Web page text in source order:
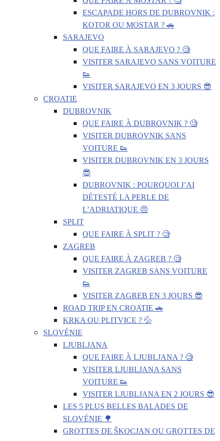
ESCAPADE HORS DE DUBROVNIK :
KOTOR OU MOSTAR ? 🚗
SARAJEVO
QUE FAIRE À SARAJEVO ? 🧐
VISITER SARAJEVO SANS VOITURE
👟
VISITER SARAJEVO EN 3 JOURS 😎
CROATIE
DUBROVNIK
QUE FAIRE À DUBROVNIK ? 🧐
VISITER DUBROVNIK SANS
VOITURE 👟
VISITER DUBROVNIK EN 3 JOURS
😎
DUBROVNIK : POURQUOI J’AI
DÉTESTÉ LA PERLE DE
L’ADRIATIQUE 😠
SPLIT
QUE FAIRE À SPLIT ? 🧐
ZAGREB
QUE FAIRE À ZAGREB ? 🧐
VISITER ZAGREB SANS VOITURE
👟
VISITER ZAGREB EN 3 JOURS 😎
ROAD TRIP EN CROATIE 🚗
KRKA OU PLITVICE ? 💦
SLOVÉNIE
LJUBLJANA
QUE FAIRE À LJUBLJANA ? 🧐
VISITER LJUBLJANA SANS
VOITURE 👟
VISITER LJUBLJANA EN 2 JOURS 😎
LES 5 PLUS BELLES BALADES DE
SLOVÉNIE 🌳
GROTTES DE ŠKOCJAN OU GROTTES DE